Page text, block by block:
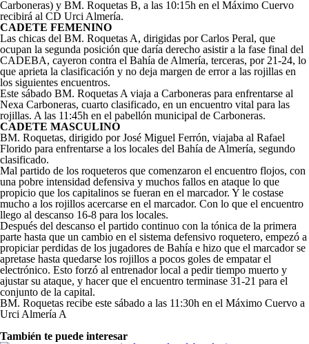
Carboneras) y BM. Roquetas B, a las 10:15h en el Máximo Cuervo
recibirá al CD Urci Almería.
CADETE FEMENINO
Las chicas del BM. Roquetas A, dirigidas por Carlos Peral, que
ocupan la segunda posición que daría derecho asistir a la fase final del
CADEBA, cayeron contra el Bahía de Almería, terceras, por 21-24, lo
que aprieta la clasificación y no deja margen de error a las rojillas en
los siguientes encuentros.
Este sábado BM. Roquetas A viaja a Carboneras para enfrentarse al
Nexa Carboneras, cuarto clasificado, en un encuentro vital para las
rojillas. A las 11:45h en el pabellón municipal de Carboneras.
CADETE MASCULINO
BM. Roquetas, dirigido por José Miguel Ferrón, viajaba al Rafael
Florido para enfrentarse a los locales del Bahía de Almería, segundo
clasificado.
Mal partido de los roqueteros que comenzaron el encuentro flojos, con
una pobre intensidad defensiva y muchos fallos en ataque lo que
propicio que los capitalinos se fueran en el marcador. Y le costase
mucho a los rojillos acercarse en el marcador. Con lo que el encuentro
llego al descanso 16-8 para los locales.
Después del descanso el partido continuo con la tónica de la primera
parte hasta que un cambio en el sistema defensivo roquetero, empezó a
propiciar perdidas de los jugadores de Bahía e hizo que el marcador se
apretase hasta quedarse los rojillos a pocos goles de empatar el
electrónico. Esto forzó al entrenador local a pedir tiempo muerto y
ajustar su ataque, y hacer que el encuentro terminase 31-21 para el
conjunto de la capital.
BM. Roquetas recibe este sábado a las 11:30h en el Máximo Cuervo a
Urci Almería A
También te puede interesar